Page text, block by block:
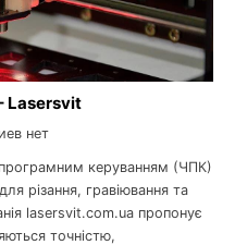
Lasersvit
нет
керуванням (ЧПК)
різання, гравіювання та
lasersvit.com.ua пропонує
точністю,